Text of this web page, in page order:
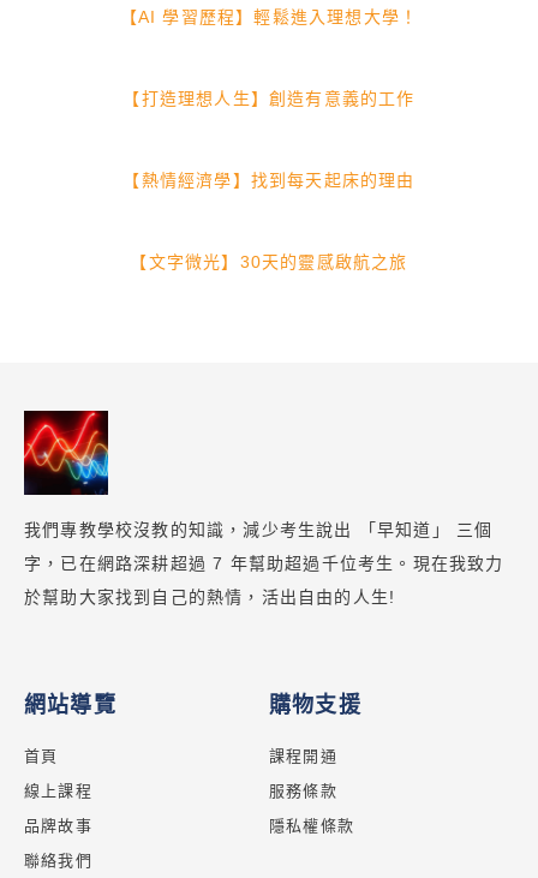
【AI 學習歷程】輕鬆進入理想大學！
【打造理想人生】創造有意義的工作
【熱情經濟學】找到每天起床的理由
【文字微光】30天的靈感啟航之旅
我們專教學校沒教的知識，減少考生說出 「早知道」 三個
字，已在網路深耕超過 7 年幫助超過千位考生。現在我致力
於幫助大家找到自己的熱情，活出自由的人生!
網站導覽
首頁
線上課程
品牌故事
聯絡我們
購物支援
課程開通
服務條款
隱私權條款